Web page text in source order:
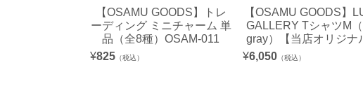
【OSAMU GOODS】トレ
ーディング ミニチャーム 単
品（全8種）OSAM-011
¥825 （税込）
【OSAMU GOODS】
GALLERY TシャツM
gray）【当店オリジナ
¥6,050 （税込）